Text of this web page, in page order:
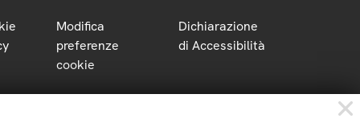
Modifica
preferenze
cookie
Dichiarazione
di Accessibilità